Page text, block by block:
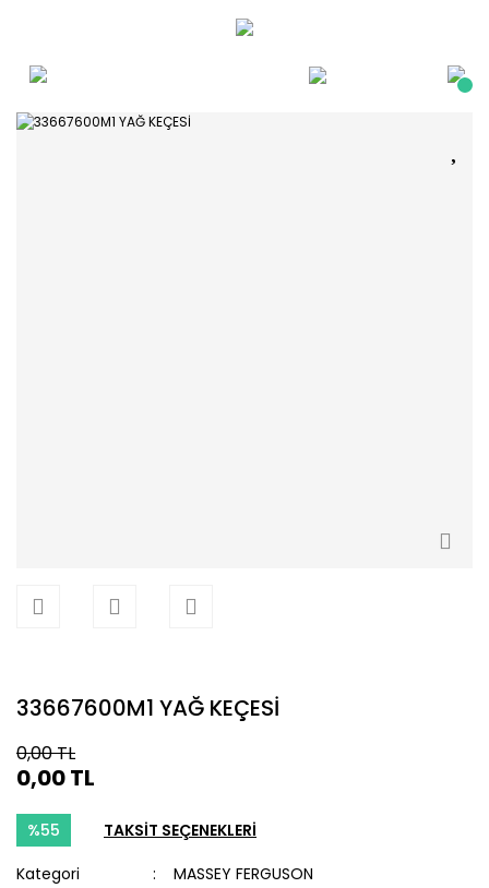
33667600M1 YAĞ KEÇESİ
0,00 TL
0,00 TL
%55 TAKSİT SEÇENEKLERİ
Kategori
MASSEY FERGUSON